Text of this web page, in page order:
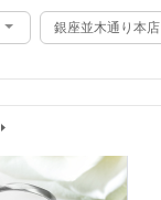
銀座並木通り本店